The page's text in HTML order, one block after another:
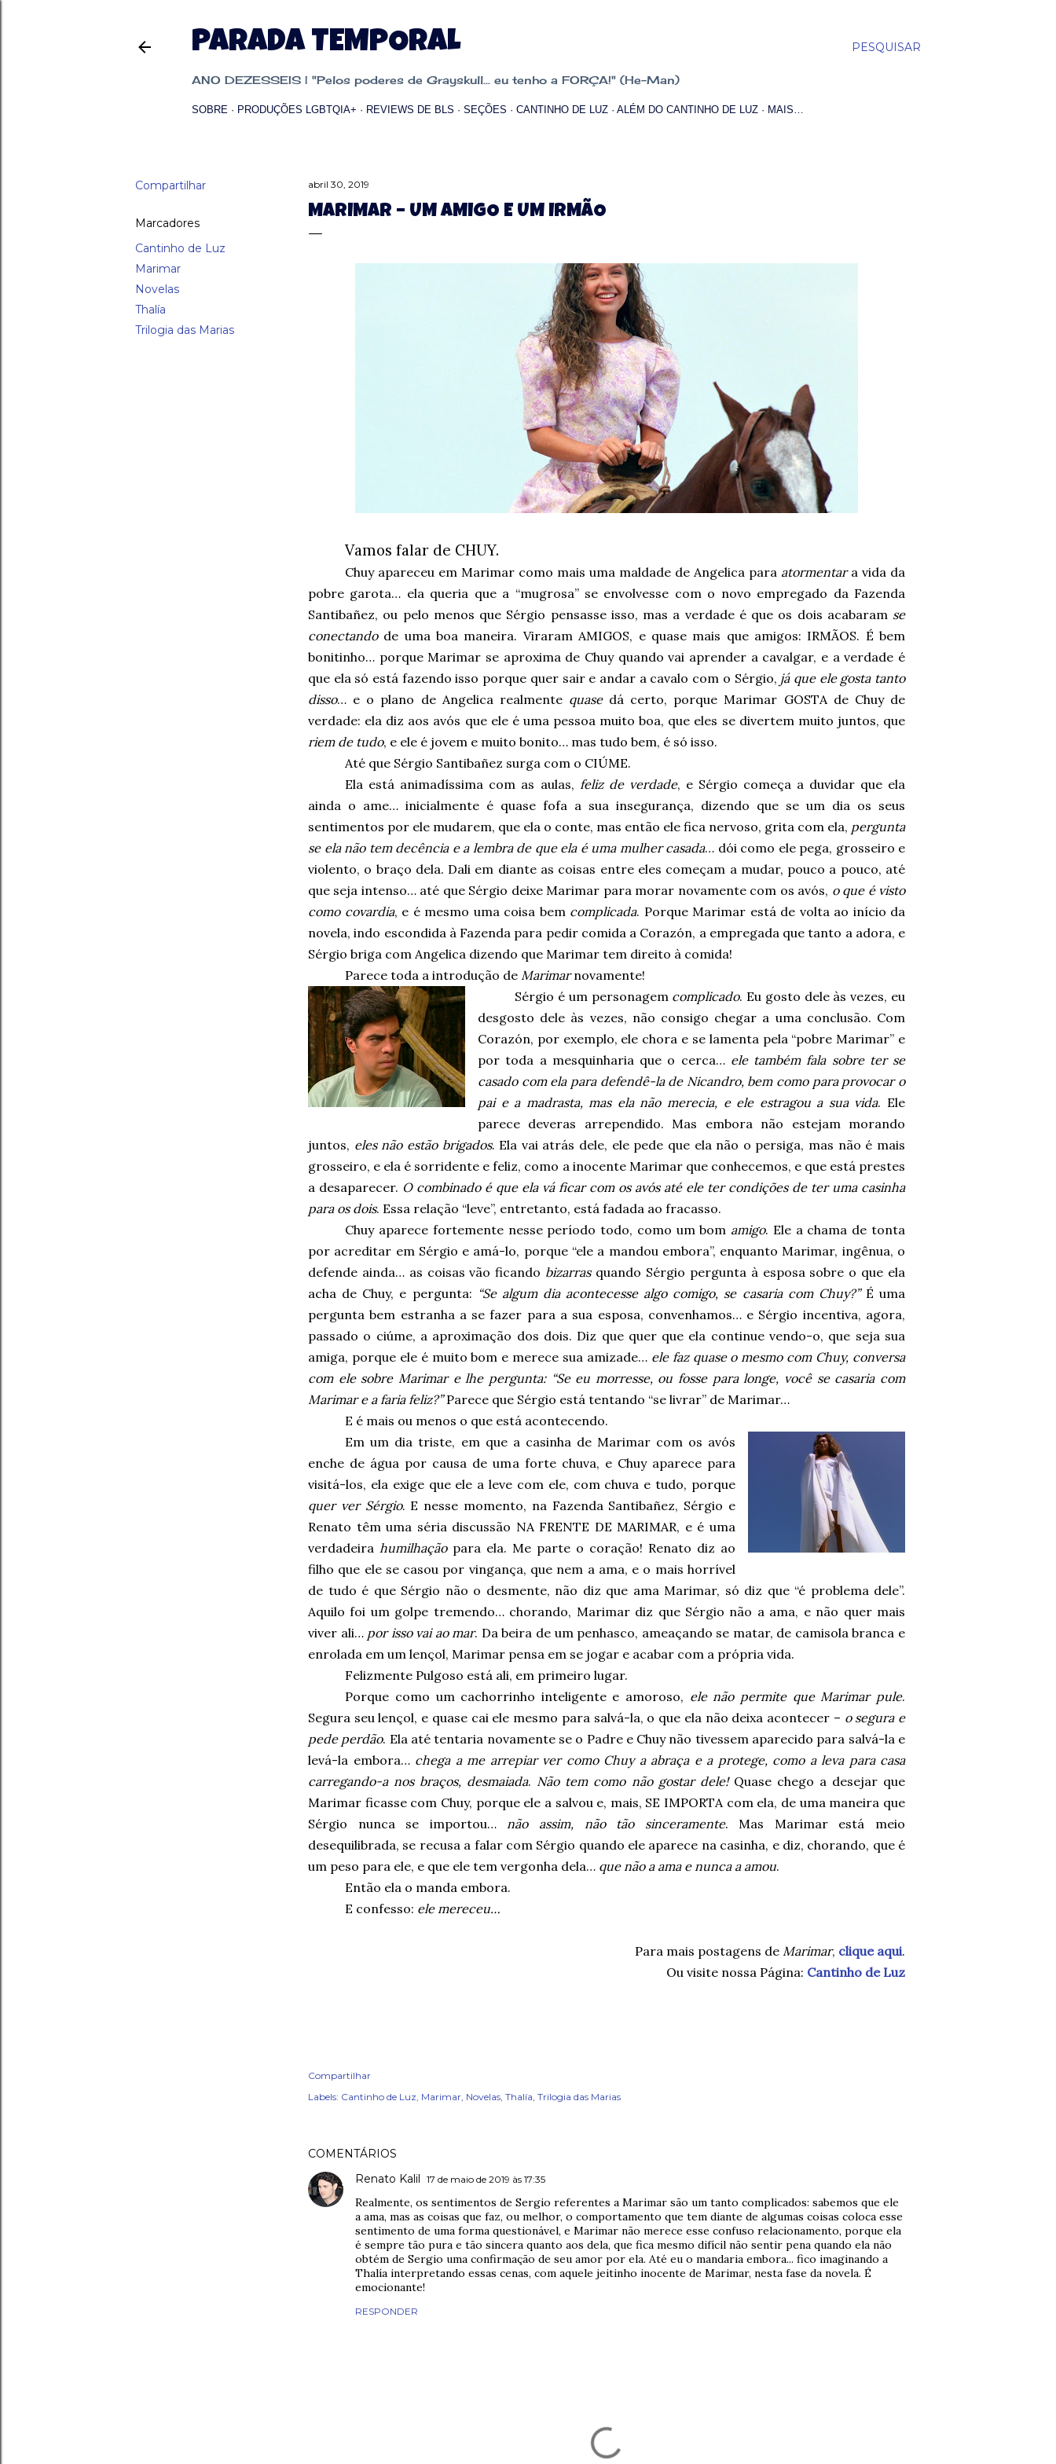
PESQUISAR
PARADA TEMPORAL
ANO DEZESSEIS | "Pelos poderes de Grayskull... eu tenho a FORÇA!" (He-Man)
SOBRE PRODUÇÕES LGBTQIA+ REVIEWS DE BLS SEÇÕES CANTINHO DE LUZ ALÉM DO CANTINHO DE LUZ MAIS…
Compartilhar
Marcadores
Cantinho de Luz
Marimar
Novelas
Thalía
Trilogia das Marias
abril 30, 2019
MARIMAR – UM AMIGO E UM IRMÃO
Vamos falar de CHUY.
Chuy apareceu em Marimar como mais uma maldade de Angelica para atormentar a vida da
pobre garota… ela queria que a “mugrosa” se envolvesse com o novo empregado da Fazenda
Santibañez, ou pelo menos que Sérgio pensasse isso, mas a verdade é que os dois acabaram se
conectandode uma boa maneira. Viraram AMIGOS, e quase mais que amigos: IRMÃOS. É bem
bonitinho… porque Marimar se aproxima de Chuy quando vai aprender a cavalgar, e a verdade é
que ela só está fazendo isso porque quer sair e andar a cavalo com o Sérgio, já que ele gosta tanto
disso… e o plano de Angelica realmente quasedá certo, porque Marimar GOSTA de Chuy de
verdade: ela diz aos avós que ele é uma pessoa muito boa, que eles se divertem muito juntos, que
riem de tudo, e ele é jovem e muito bonito… mas tudo bem, é só isso.
Até que Sérgio Santibañez surga com o CIÚME.
Ela está animadíssima com as aulas, feliz de verdade, e Sérgio começa a duvidar que ela
ainda o ame… inicialmente é quase fofa a sua insegurança, dizendo que se um dia os seus
sentimentos por ele mudarem, que ela o conte, mas então ele fica nervoso, grita com ela, pergunta
se ela não tem decência e a lembra de que ela é uma mulher casada… dói como ele pega, grosseiro e
violento, o braço dela. Dali em diante as coisas entre eles começam a mudar, pouco a pouco, até
que seja intenso… até que Sérgio deixe Marimar para morar novamente com os avós, o que é visto
como covardia, e é mesmo uma coisa bem complicada. Porque Marimar está de volta ao início da
novela, indo escondida à Fazenda para pedir comida a Corazón, a empregada que tanto a adora, e
Sérgio briga com Angelica dizendo que Marimar tem direito à comida!
Parece toda a introdução deMarimarnovamente!
Sérgio é um personagem complicado. Eu gosto dele às vezes, eu
desgosto dele às vezes, não consigo chegar a uma conclusão. Com
Corazón, por exemplo, ele chora e se lamenta pela “pobre Marimar” e
por toda a mesquinharia que o cerca… ele também fala sobre ter se
casado com ela para defendê-la de Nicandro, bem como para provocar o
pai e a madrasta, mas ela não merecia, e ele estragou a sua vida. Ele
parece deveras arrependido. Mas embora não estejam morando
juntos, eles não estão brigados. Ela vai atrás dele, ele pede que ela não o persiga, mas não é mais
grosseiro, e ela é sorridente e feliz, como a inocente Marimar que conhecemos, e que está prestes
a desaparecer. O combinado é que ela vá ficar com os avós até ele ter condições de ter uma casinha
para os dois. Essa relação “leve”, entretanto, está fadada ao fracasso.
Chuy aparece fortemente nesse período todo, como um bom amigo. Ele a chama de tonta
por acreditar em Sérgio e amá-lo, porque “ele a mandou embora”, enquanto Marimar, ingênua, o
defende ainda… as coisas vão ficando bizarrasquando Sérgio pergunta à esposa sobre o que ela
acha de Chuy, e pergunta: “Se algum dia acontecesse algo comigo, se casaria com Chuy?”É uma
pergunta bem estranha a se fazer para a sua esposa, convenhamos… e Sérgio incentiva, agora,
passado o ciúme, a aproximação dos dois. Diz que quer que ela continue vendo-o, que seja sua
amiga, porque ele é muito bom e merece sua amizade… ele faz quase o mesmo com Chuy, conversa
com ele sobre Marimar e lhe pergunta: “Se eu morresse, ou fosse para longe, você se casaria com
Marimar e a faria feliz?”Parece que Sérgio está tentando “se livrar” de Marimar…
E é mais ou menos o que está acontecendo.
Em um dia triste, em que a casinha de Marimar com os avós
enche de água por causa de uma forte chuva, e Chuy aparece para
visitá-los, ela exige que ele a leve com ele, com chuva e tudo, porque
quer ver Sérgio. E nesse momento, na Fazenda Santibañez, Sérgio e
Renato têm uma séria discussão NA FRENTE DE MARIMAR, e é uma
verdadeira humilhaçãopara ela. Me parte o coração! Renato diz ao
filho que ele se casou por vingança, que nem a ama, e o mais horrível
de tudo é que Sérgio não o desmente, não diz que ama Marimar, só diz que “é problema dele”.
Aquilo foi um golpe tremendo… chorando, Marimar diz que Sérgio não a ama, e não quer mais
viver ali… por isso vai ao mar. Da beira de um penhasco, ameaçando se matar, de camisola branca e
enrolada em um lençol, Marimar pensa em se jogar e acabar com a própria vida.
Felizmente Pulgoso está ali, em primeiro lugar.
Porque como um cachorrinho inteligente e amoroso, ele não permite que Marimar pule.
Segura seu lençol, e quase cai ele mesmo para salvá-la, o que ela não deixa acontecer – o segura e
pede perdão. Ela até tentaria novamente se o Padre e Chuy não tivessem aparecido para salvá-la e
levá-la embora… chega a me arrepiar ver como Chuy a abraça e a protege, como a leva para casa
carregando-a nos braços, desmaiada. Não tem como não gostar dele!Quase chego a desejar que
Marimar ficasse com Chuy, porque ele a salvou e, mais, SE IMPORTA com ela, de uma maneira que
Sérgio nunca se importou…não assim, não tão sinceramente. Mas Marimar está meio
desequilibrada, se recusa a falar com Sérgio quando ele aparece na casinha, e diz, chorando, que é
um peso para ele, e que ele tem vergonha dela… que não a ama e nunca a amou.
Então ela o manda embora.
E confesso: ele mereceu…
Para mais postagens de Marimar, clique aqui.
Ou visite nossa Página: Cantinho de Luz
Compartilhar
Labels: Cantinho de Luz Marimar Novelas Thalía Trilogia das Marias
COMENTÁRIOS
Renato Kalil 17 de maio de 2019 às 17:35
Realmente, os sentimentos de Sergio referentes a Marimar são um tanto complicados: sabemos que ele
a ama, mas as coisas que faz, ou melhor, o comportamento que tem diante de algumas coisas coloca esse
sentimento de uma forma questionável, e Marimar não merece esse confuso relacionamento, porque ela
é sempre tão pura e tão sincera quanto aos dela, que fica mesmo difícil não sentir pena quando ela não
obtém de Sergio uma confirmação de seu amor por ela. Até eu o mandaria embora... fico imaginando a
Thalía interpretando essas cenas, com aquele jeitinho inocente de Marimar, nesta fase da novela. É
emocionante!
RESPONDER